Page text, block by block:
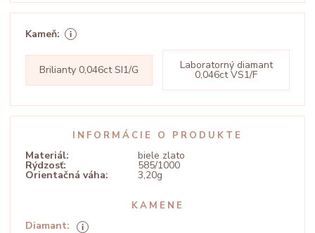
Kameň:
Brilianty 0,046ct SI1/G Laboratorný diamant
0,046ct VS1/F
INFORMÁCIE O PRODUKTE
Materiál: biele zlato
Rýdzosť: 585/1000
Orientačná váha: 3,20g
KAMENE
Diamant: